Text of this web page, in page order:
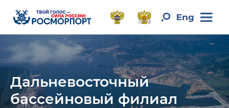
Дальневосточный
бассейновый филиал